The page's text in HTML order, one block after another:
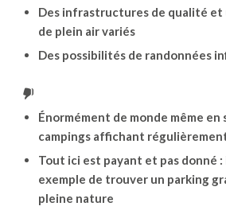
Des infrastructures de qualité
de plein air variés
Des possibilités de randonnées
Énormément de monde même
campings affichant
Tout ici est payant et pas donné :
exemple de trouver un parking
pleine nature